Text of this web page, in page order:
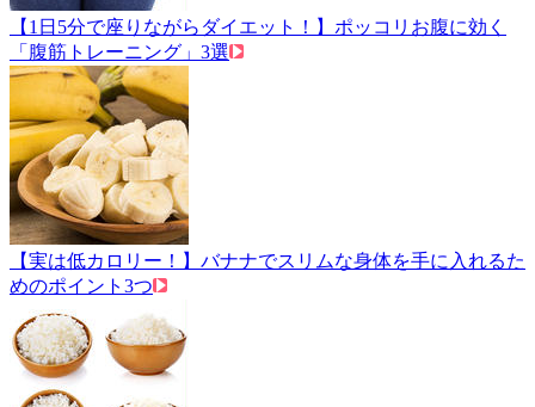
【1日5分で座りながらダイエット！】ポッコリお腹に効く
「腹筋トレーニング」3選
【実は低カロリー！】バナナでスリムな身体を手に入れるた
めのポイント3つ